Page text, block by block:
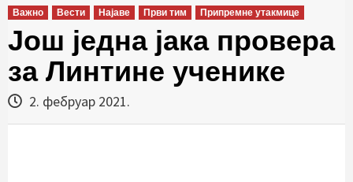
Важно Вести Најаве Први тим Припремне утакмице
Још једна јака провера
за Линтине ученике
2. фебруар 2021.